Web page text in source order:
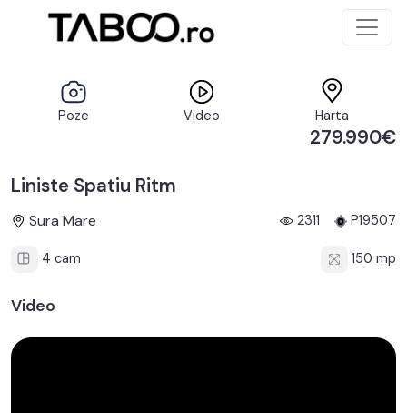
Poze Video Harta
279.990€
Liniste Spatiu Ritm
Sura Mare 2311 P19507
4 cam 150 mp
Video